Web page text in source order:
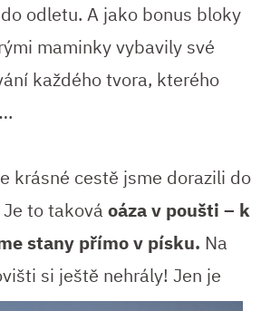
odletu. A jako bonus bloky
maminky vybavily své
každého tvora, kterého
krásné cestě jsme dorazili do
Je to taková oáza v poušti – k
stany přímo v písku. Na
si ještě nehrály! Jen je